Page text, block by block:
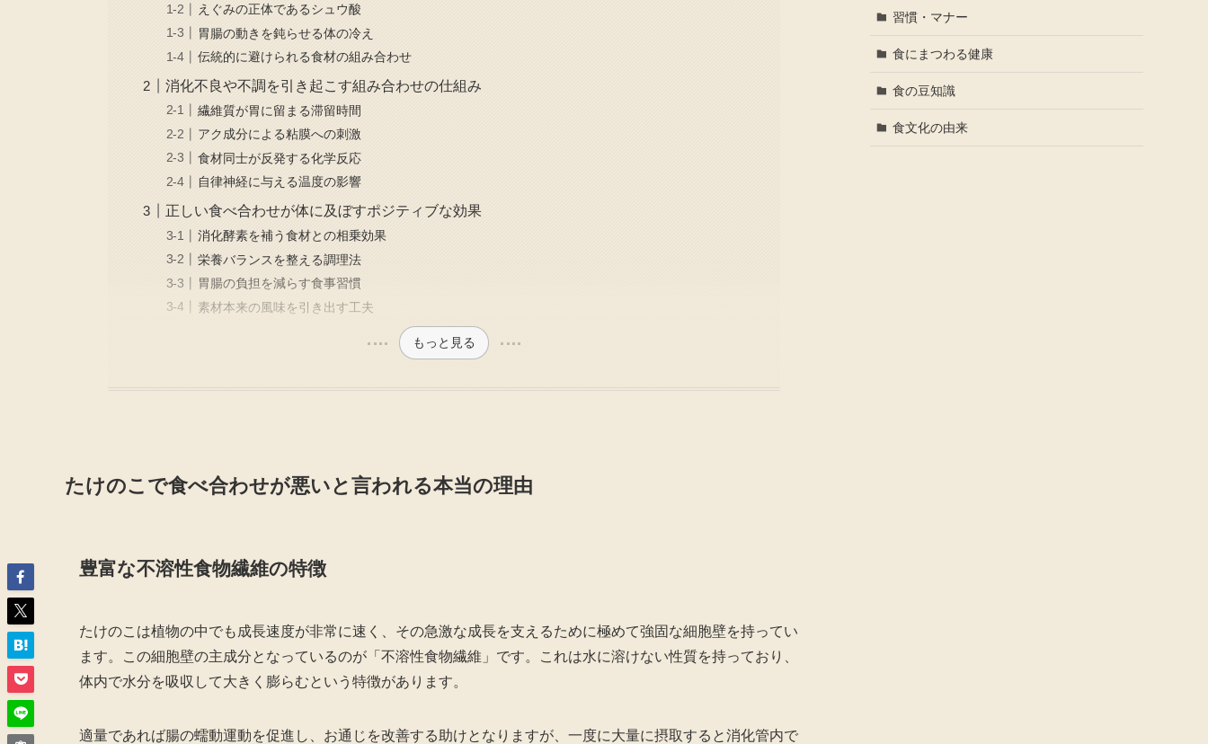
えぐみの正体であるシュウ酸
胃腸の動きを鈍らせる体の冷え
伝統的に避けられる食材の組み合わせ
消化不良や不調を引き起こす組み合わせの仕組み
繊維質が胃に留まる滞留時間
アク成分による粘膜への刺激
食材同士が反発する化学反応
自律神経に与える温度の影響
正しい食べ合わせが体に及ぼすポジティブな効果
消化酵素を補う食材との相乗効果
栄養バランスを整える調理法
胃腸の負担を減らす食事習慣
素材本来の風味を引き出す工夫
もっと見る
たけのこで食べ合わせが悪いと言われる本当の理由
豊富な不溶性食物繊維の特徴
たけのこは植物の中でも成長速度が非常に速く、その急激な成長を支えるために極めて強固な細胞壁を持ってい
ます。この細胞壁の主成分となっているのが「不溶性食物繊維」です。これは水に溶けない性質を持っており、
体内で水分を吸収して大きく膨らむという特徴があります。
適量であれば腸の蠕動運動を促進し、お通じを改善する助けとなりますが、一度に大量に摂取すると消化管内で
習慣・マナー
食にまつわる健康
食の豆知識
食文化の由来